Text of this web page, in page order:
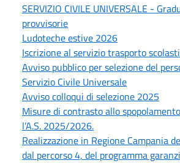
SERVIZIO CIVILE UNIVERSALE -
provvisorie
Ludoteche estive 2026
Iscrizione al servizio trasporto
Avviso pubblico per selezione del
Servizio Civile Universale
Avviso colloqui di selezione 2025
Misure di contrasto allo
l’A.S. 2025/2026.
Realizzazione in Regione Campania
dal percorso 4, del programma